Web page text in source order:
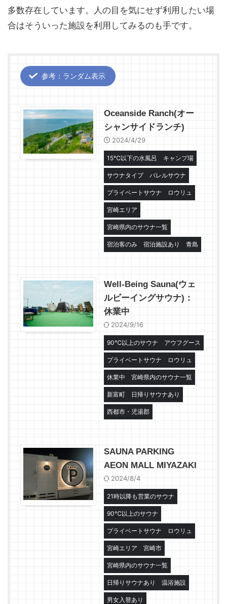
多数存在しています。人の目を気にせず利用したい場
合はそういった施設を利用してみるのも手です。
参考：ランダム表示
Oceanside Ranch(オー
シャンサイドランチ)
2024/4/29
15℃以下の水風呂 キャンプ場
サウナタイプ バレルサウナ
プライベートサウナ ロウリュ
宮崎エリア
宮崎県内のサウナ一覧
宿泊客のみ 宿泊施設あり 青島
Well-Being Sauna(ウェ
ルビーイングサウナ)：
休業中
2024/9/16
90℃以上のサウナ アウフグース
プライベートサウナ ロウリュ
休業中 宮崎県内のサウナ一覧
新富町 日帰りサウナあり
西都市・児湯郡
SAUNA PARKING
AEON MALL MIYAZAKI
2024/8/4
21時以降も営業のサウナ
90℃以上のサウナ
プライベートサウナ ロウリュ
宮崎エリア 宮崎市
宮崎県内のサウナ一覧
日帰りサウナあり 温浴施設
男女入替あり